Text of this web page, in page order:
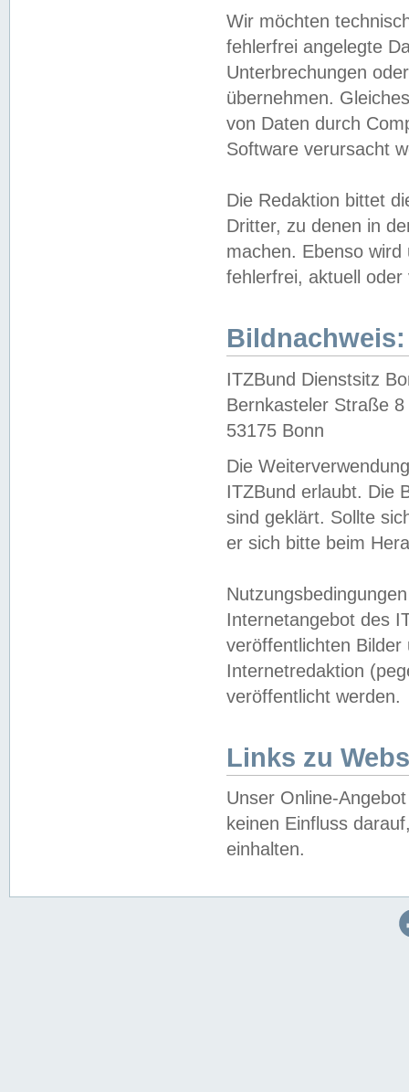
Wir möchten
fehlerfrei angelegte
Unterbrechungen
übernehmen.
von Daten durch
Software verursacht
Die Redaktion bittet
Dritter, zu denen in
machen. Ebenso
fehlerfrei, aktuell oder
Bildnachweis:
ITZBund Dienstsitz
Bernkasteler Straße 8
53175 Bonn
Die
ITZBund erlaubt. Die
sind geklärt. Sollte
er sich bitte beim
Internetangebot des
veröffentlichten
Internetredaktion
veröffentlicht werden.
Links zu
Unser Online-
keinen Einfluss
einhalten.